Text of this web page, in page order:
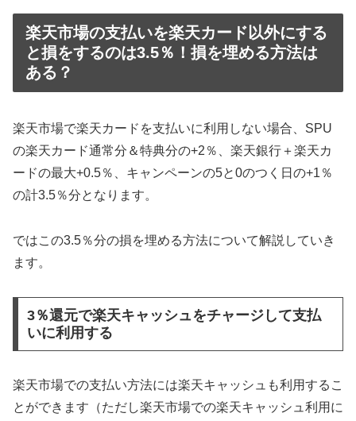
楽天市場の支払いを楽天カード以外にする
と損をするのは3.5％！損を埋める方法は
ある？
楽天市場で楽天カードを支払いに利用しない場合、SPU
の楽天カード通常分＆特典分の+2％、楽天銀行＋楽天カ
ードの最大+0.5％、キャンペーンの5と0のつく日の+1％
の計3.5％分となります。
ではこの3.5％分の損を埋める方法について解説していき
ます。
3％還元で楽天キャッシュをチャージして支払
いに利用する
楽天市場での支払い方法には楽天キャッシュも利用するこ
とができます（ただし楽天市場での楽天キャッシュ利用に